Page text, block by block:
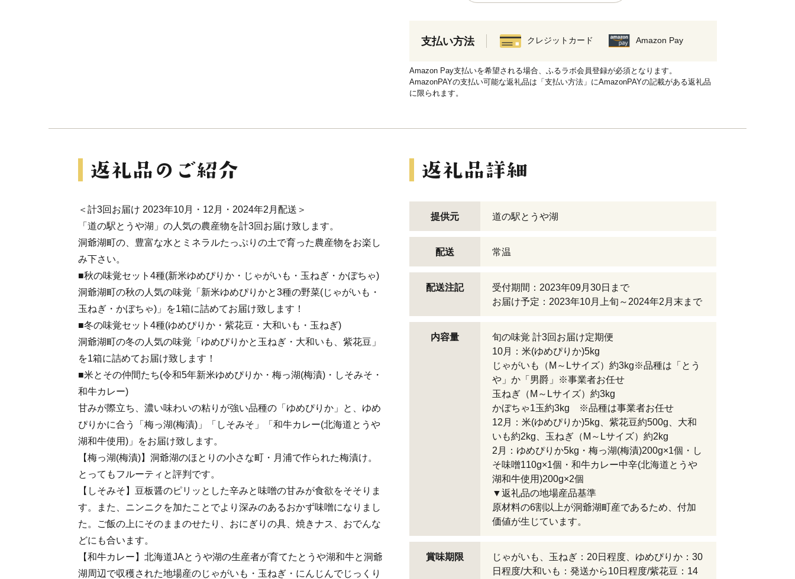
支払い方法 クレジットカード Amazon Pay
Amazon Pay支払いを希望される場合、ふるラボ会員登録が必須となります。
AmazonPAYの支払い可能な返礼品は「支払い方法」にAmazonPAYの記載がある返礼品
に限られます。
＜計3回お届け 2023年10月・12月・2024年2月配送＞
「道の駅とうや湖」の人気の農産物を計3回お届け致します。
洞爺湖町の、豊富な水とミネラルたっぷりの土で育った農産物をお楽し
み下さい。
■秋の味覚セット4種(新米ゆめぴりか・じゃがいも・玉ねぎ・かぼちゃ)
洞爺湖町の秋の人気の味覚「新米ゆめぴりかと3種の野菜(じゃがいも・
玉ねぎ・かぼちゃ)」を1箱に詰めてお届け致します！
■冬の味覚セット4種(ゆめぴりか・紫花豆・大和いも・玉ねぎ)
洞爺湖町の冬の人気の味覚「ゆめぴりかと玉ねぎ・大和いも、紫花豆」
を1箱に詰めてお届け致します！
■米とその仲間たち(令和5年新米ゆめぴりか・梅っ湖(梅漬)・しそみそ・
和牛カレー)
甘みが際立ち、濃い味わいの粘りが強い品種の「ゆめぴりか」と、ゆめ
ぴりかに合う「梅っ湖(梅漬)」「しそみそ」「和牛カレー(北海道とうや
湖和牛使用)」をお届け致します。
【梅っ湖(梅漬)】洞爺湖のほとりの小さな町・月浦で作られた梅漬け。
とってもフルーティと評判です。
【しそみそ】豆板醤のピリッとした辛みと味噌の甘みが食欲をそそりま
す。また、ニンニクを加たことでより深みのあるおかず味噌になりまし
た。ご飯の上にそのままのせたり、おにぎりの具、焼きナス、おでんな
どにも合います。
【和牛カレー】北海道JAとうや湖の生産者が育てたとうや湖和牛と洞爺
湖周辺で収穫された地場産のじゃがいも・玉ねぎ・にんじんでじっくり
提供元 道の駅とうや湖
配送 常温
配送注記
受付期間：2023年09月30日まで
お届け予定：2023年10月上旬～2024年2月末まで
内容量
旬の味覚 計3回お届け定期便
10月：米(ゆめぴりか)5kg
じゃがいも（M～Lサイズ）約3kg※品種は「とう
や」か「男爵」※事業者お任せ
玉ねぎ（M～Lサイズ）約3kg
かぼちゃ1玉約3kg ※品種は事業者お任せ
12月：米(ゆめぴりか)5kg、紫花豆約500g、大和
いも約2kg、玉ねぎ（M～Lサイズ）約2kg
2月：ゆめぴりか5kg・梅っ湖(梅漬)200g×1個・し
そ味噌110g×1個・和牛カレー中辛(北海道とうや
湖和牛使用)200g×2個
▼返礼品の地場産品基準
原材料の6割以上が洞爺湖町産であるため、付加
価値が生じています。
賞味期限
じゃがいも、玉ねぎ：20日程度、ゆめぴりか：30
日程度/大和いも：発送から10日程度/紫花豆：14